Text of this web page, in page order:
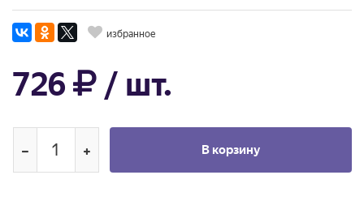
избранное
726 / шт.
В корзину